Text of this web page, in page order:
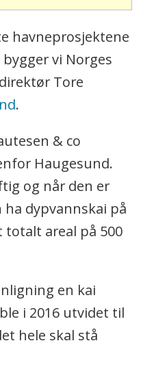
havneprosjektene
vi Norges
Tore
.
& co
Haugesund.
og når den er
dypvannskai på
areal på 500
en kai
i 2016 utvidet til
hele skal stå